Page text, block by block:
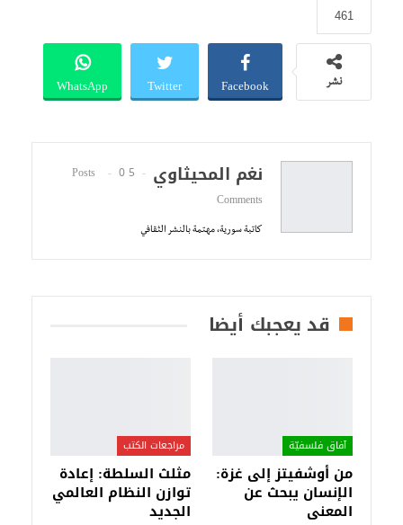
461
نشر Facebook
Twitter
WhatsApp
نغم المحيثاوي 5 Posts
0
Comments
كاتبة سورية، مهتمة بالنشر الثقافي
قد يعجبك أيضا
آفاق فلسفيّة‎
من أوشفيتز إلى غزة:
الإنسان يبحث عن
المعنى
مراجعات الكتب
مثلث السلطة: إعادة
توازن النظام العالمي
الجديد